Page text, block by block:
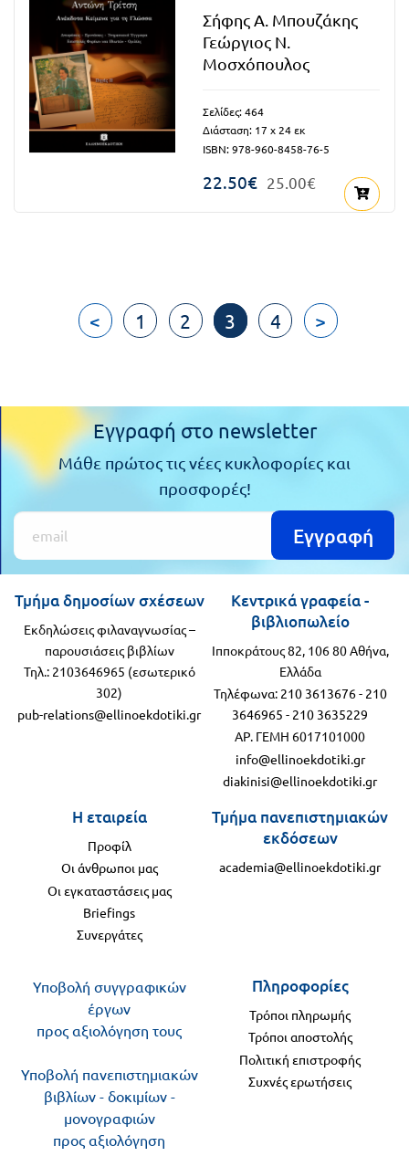
Σήφης Α. Μπουζάκης
Γεώργιος Ν.
Μοσχόπουλος
Σελίδες: 464
Διάσταση: 17 x 24 εκ
ISBN: 978-960-8458-76-5
22.50€ 25.00€
< 1 2 3 4 >
Εγγραφή στο newsletter
Μάθε πρώτος τις νέες κυκλοφορίες και
προσφορές!
Εγγραφή
Κεντρικά γραφεία -
βιβλιοπωλείο
Ιπποκράτους 82, 106 80 Αθήνα,
Ελλάδα
Τηλέφωνα: 210 3613676- 210
3646965 - 210 3635229
ΑΡ. ΓΕΜΗ 6017101000
info@ellinoekdotiki.gr
diakinisi@ellinoekdotiki.gr
Η εταιρεία
Προφίλ
Οι άνθρωποι μας
Οι εγκαταστάσεις μας
Briefings
Συνεργάτες
Τμήμα δημοσίων σχέσεων
Εκδηλώσεις φιλαναγνωσίας –
παρουσιάσεις βιβλίων
Τηλ.: 2103646965 (εσωτερικό
302)
pub-relations@ellinoekdotiki.gr
Τμήμα πανεπιστημιακών
εκδόσεων
academia@ellinoekdotiki.gr
Πληροφορίες
Τρόποι πληρωμής
Τρόποι αποστολής
Πολιτική επιστροφής
Συχνές ερωτήσεις
Υποβολή συγγραφικών
έργων
προς αξιολόγηση τους
Υποβολή πανεπιστημιακών
βιβλίων - δοκιμίων -
μονογραφιών
προς αξιολόγηση